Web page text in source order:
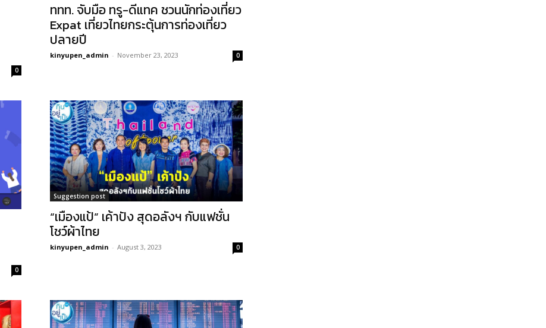
0
ททท. จับมือ ทรู-ดีแทค ชวนนักท่องเที่ยว
Expat เที่ยวไทยกระตุ้นการท่องเที่ยว
ปลายปี
kinyupen_admin - November 23, 2023 0
0
Suggestion post
“เมืองแป้” เค้าปัง สุดอลังฯ กับแฟชั่น
โชว์ผ้าไทย
kinyupen_admin - August 3, 2023 0